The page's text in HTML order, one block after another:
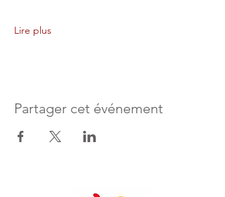
Lire plus
Partager cet événement